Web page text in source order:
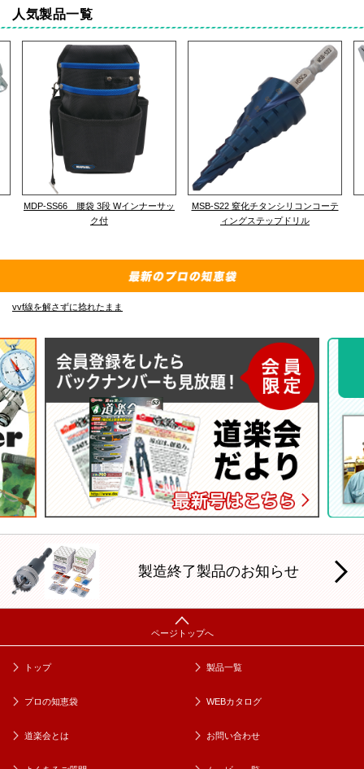
人気製品一覧
MDP-SS66 腰袋 3段 Wインナーサッ
ク付
MSB-S22 窒化チタンシリコンコーテ
ィングステップドリル
vvf線を解さずに捻れたまま
製造終了製品のお知らせ
トップ 製品一覧
プロの知恵袋 WEBカタログ
道楽会とは お問い合わせ